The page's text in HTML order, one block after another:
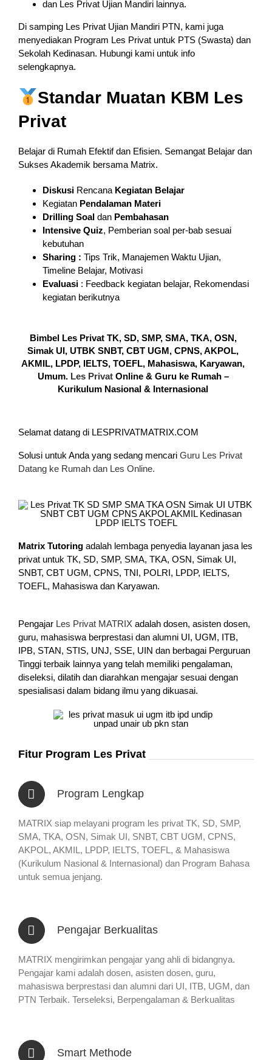
dan Les Privat Ujian Mandiri lainnya.
Di samping Les Privat Ujian Mandiri PTN, kami juga
menyediakan Program Les Privat untuk PTS (Swasta) dan
Sekolah Kedinasan. Hubungi kami untuk info
selengkapnya.
Standar Muatan KBM Les
Privat
Belajar di Rumah Efektif dan Efisien. Semangat Belajar dan
Sukses Akademik bersama Matrix.
Diskusi Rencana Kegiatan Belajar
Kegiatan Pendalaman Materi
Drilling Soaldan Pembahasan
Intensive Quiz, Pemberian soal per-bab sesuai
kebutuhan
Sharing : Tips Trik, Manajemen Waktu Ujian,
Timeline Belajar, Motivasi
Evaluasi: Feedback kegiatan belajar, Rekomendasi
kegiatan berikutnya
Bimbel Les Privat TK, SD, SMP, SMA, TKA, OSN,
Simak UI, UTBK SNBT, CBT UGM, CPNS, AKPOL,
AKMIL, LPDP, IELTS, TOEFL, Mahasiswa, Karyawan,
Umum. Les PrivatOnline & Guru ke Rumah –
Kurikulum Nasional & Internasional
Selamat datang di LESPRIVATMATRIX.COM
Solusi untuk Anda yang sedang mencari Guru Les Privat
Datang ke Rumah dan Les Online.
Matrix Tutoring adalah lembaga penyedia layanan jasa les
privat untuk TK, SD, SMP, SMA, TKA, OSN, Simak UI,
SNBT, CBT UGM, CPNS, TNI, POLRI, LPDP, IELTS,
TOEFL, Mahasiswa dan Karyawan.
Pengajar Les Privat MATRIXadalah dosen, asisten dosen,
guru, mahasiswa berprestasi dan alumni UI, UGM, ITB,
IPB, STAN, STIS, UNJ, SSE, UIN dan berbagai Perguruan
Tinggi terbaik lainnya yang telah memiliki pengalaman,
diseleksi, dilatih dan diarahkan mengajar sesuai dengan
spesialisasi dalam bidang ilmu yang dikuasai.
Fitur Program Les Privat
Program Lengkap
MATRIX siap melayani program les privat TK, SD, SMP,
SMA, TKA, OSN, Simak UI, SNBT, CBT UGM, CPNS,
AKPOL, AKMIL, LPDP, IELTS, TOEFL, & Mahasiswa
(Kurikulum Nasional & Internasional) dan Program Bahasa
untuk semua jenjang.
Pengajar Berkualitas
MATRIX mengirimkan pengajar yang ahli di bidangnya.
Pengajar kami adalah dosen, asisten dosen, guru,
mahasiswa berprestasi dan alumni dari UI, ITB, UGM, dan
PTN Terbaik. Terseleksi, Berpengalaman & Berkualitas
Smart Methode